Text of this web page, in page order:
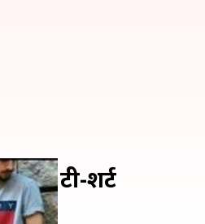
ये टी-शर्ट